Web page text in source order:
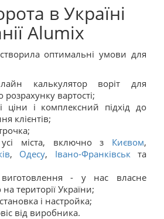
в Україні
Alumix
оптимальні умови для
калькулятор воріт для
вартості;
ціни і комплексний підхід до
клієнтів;
міста, включно з Києвом,
, Одесу, Івано-Франківськ та
виготовлення - у нас власне
території України;
і настройка;
від виробника.